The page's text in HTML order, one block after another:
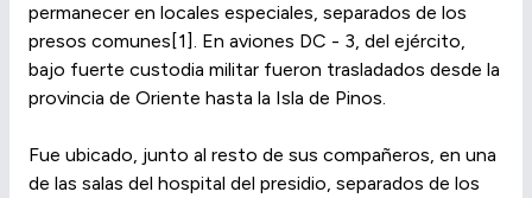
permanecer en locales especiales, separados de los
presos comunes[1]. En aviones DC - 3, del ejército,
bajo fuerte custodia militar fueron trasladados desde la
provincia de Oriente hasta la Isla de Pinos.
Fue ubicado, junto al resto de sus compañeros, en una
de las salas del hospital del presidio, separados de los